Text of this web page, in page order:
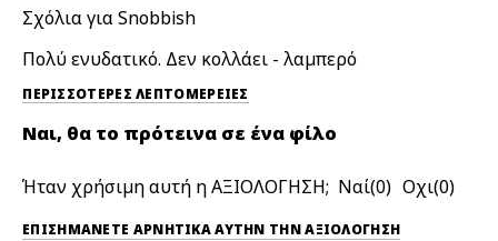
Σχόλια για Snobbish
Πολύ ενυδατικό. Δεν κολλάει - λαμπερό
ΠΕΡΙΣΣΌΤΕΡΕΣ ΛΕΠΤΟΜΈΡΕΙΕΣ
Ναι, θα το πρότεινα σε ένα φίλο
Ήταν χρήσιμη αυτή η ΑΞΙΟΛΟΓΗΣΗ; 0 0
ΕΠΙΣΗΜΆΝΕΤΕ ΑΡΝΗΤΙΚΆ ΑΥΤΉΝ ΤΗΝ ΑΞΙΟΛΟΓΗΣΗ